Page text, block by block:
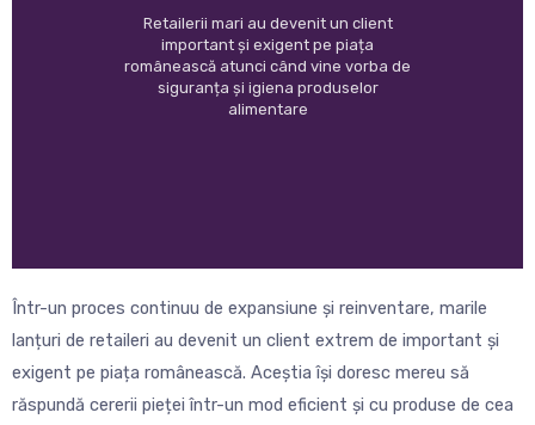
Retailerii mari au devenit un client
important și exigent pe piața
românească atunci când vine vorba de
siguranța și igiena produselor
alimentare
Într-un proces continuu de expansiune și reinventare, marile
lanțuri de retaileri au devenit un client extrem de important și
exigent pe piața românească. Aceștia își doresc mereu să
răspundă cererii pieței într-un mod eficient și cu produse de cea